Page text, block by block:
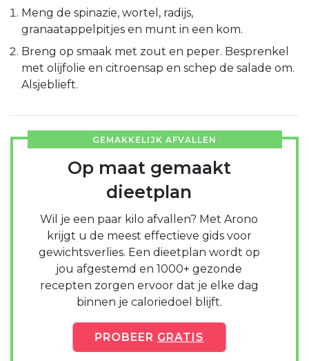
Meng de spinazie, wortel, radijs,
granaatappelpitjes en munt in een kom.
Breng op smaak met zout en peper. Besprenkel
met olijfolie en citroensap en schep de salade om.
Alsjeblieft.
GEMAKKELIJK AFVALLEN
Op maat gemaakt
dieetplan
Wil je een paar kilo afvallen? Met Arono
krijgt u de meest effectieve gids voor
gewichtsverlies. Een dieetplan wordt op
jou afgestemd en 1000+ gezonde
recepten zorgen ervoor dat je elke dag
binnen je caloriedoel blijft.
PROBEER GRATIS